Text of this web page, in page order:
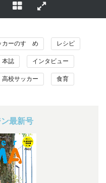
カーのすゝめ レシピ
本誌 インタビュー
高校サッカー 食育
最新号